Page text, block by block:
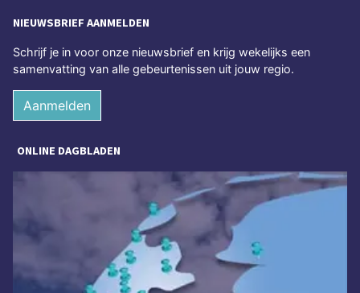
NIEUWSBRIEF AANMELDEN
Schrijf je in voor onze nieuwsbrief en krijg wekelijks een
samenvatting van alle gebeurtenissen uit jouw regio.
Aanmelden
ONLINE DAGBLADEN